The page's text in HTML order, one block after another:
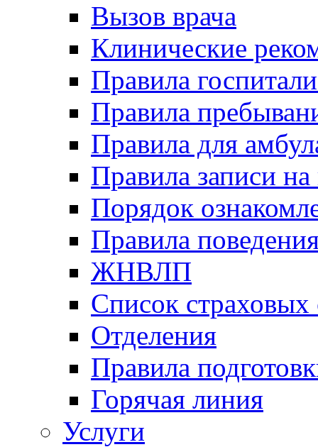
Вызов врача
Клинические
Правила
Правила
Правила для
Правила записи
Порядок
Правила
ЖНВЛП
Список страховых
Отделения
Правила
Горячая линия
Услуги